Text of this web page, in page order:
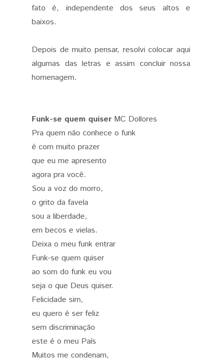
fato é, independente dos seus altos e
baixos.
Depois de muito pensar, resolvi colocar aqui
algumas das letras e assim concluir nossa
homenagem.
Funk-se quem quiser MC Dollores
Pra quem não conhece o funk
é com muito prazer
que eu me apresento
agora pra você.
Sou a voz do morro,
o grito da favela
sou a liberdade,
em becos e vielas.
Deixa o meu funk entrar
Funk-se quem quiser
ao som do funk eu vou
seja o que Deus quiser.
Felicidade sim,
eu quero é ser feliz
sem discriminação
este é o meu País
Muitos me condenam,